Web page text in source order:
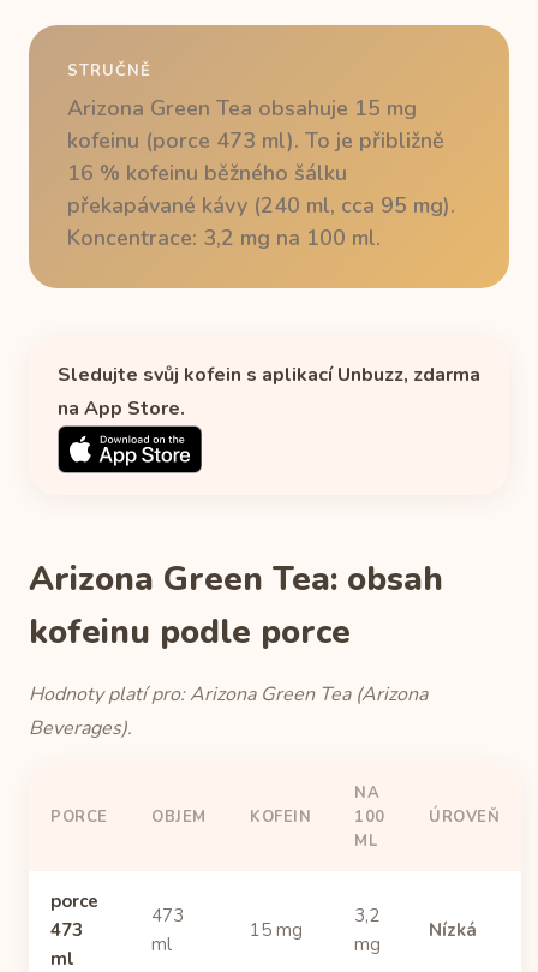
STRUČNĚ
Arizona Green Tea obsahuje 15 mg
kofeinu (porce 473 ml). To je přibližně
16 % kofeinu běžného šálku
překapávané kávy (240 ml, cca 95 mg).
Koncentrace: 3,2 mg na 100 ml.
Sledujte svůj kofein s aplikací Unbuzz, zdarma
na App Store.
Arizona Green Tea: obsah
kofeinu podle porce
Hodnoty platí pro: Arizona Green Tea (Arizona
Beverages).
PORCE OBJEM KOFEIN
NA
100
ML
ÚROVEŇ
porce
473
ml
473
ml
15 mg
3,2
mg
Nízká